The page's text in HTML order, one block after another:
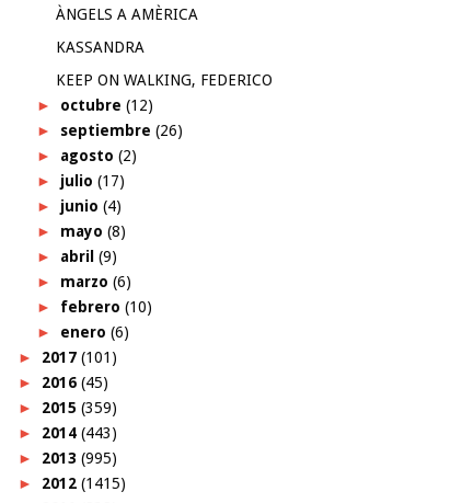
ÀNGELS A AMÈRICA
KASSANDRA
KEEP ON WALKING, FEDERICO
► octubre (12)
► septiembre (26)
► agosto (2)
► julio (17)
► junio (4)
► mayo (8)
► abril (9)
► marzo (6)
► febrero (10)
► enero (6)
► 2017 (101)
► 2016 (45)
► 2015 (359)
► 2014 (443)
► 2013 (995)
► 2012 (1415)